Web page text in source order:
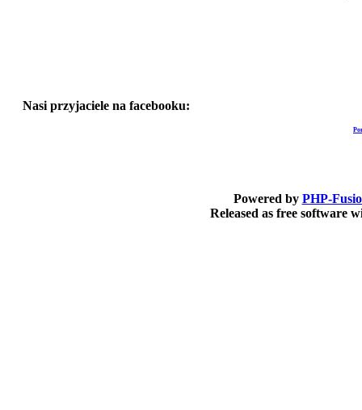
Nasi przyjaciele na facebooku:
Powered by PHP-
Released as free software